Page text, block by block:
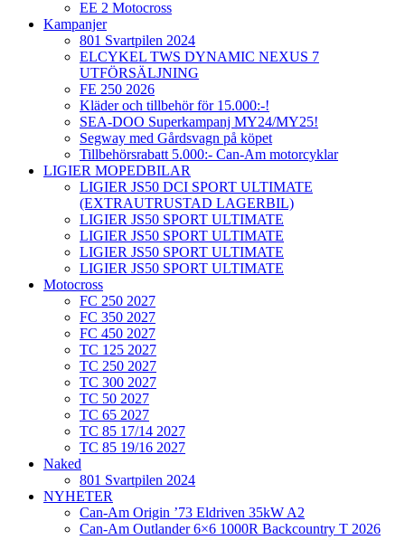
EE 2 Motocross
Kampanjer
801 Svartpilen 2024
ELCYKEL TWS DYNAMIC NEXUS 7
UTFÖRSÄLJNING
FE 250 2026
Kläder och tillbehör för 15.000:-!
SEA-DOO Superkampanj MY24/MY25!
Segway med Gårdsvagn på köpet
Tillbehörsrabatt 5.000:- Can-Am motorcyklar
LIGIER MOPEDBILAR
LIGIER JS50 DCI SPORT ULTIMATE
(EXTRAUTRUSTAD LAGERBIL)
LIGIER JS50 SPORT ULTIMATE
LIGIER JS50 SPORT ULTIMATE
LIGIER JS50 SPORT ULTIMATE
LIGIER JS50 SPORT ULTIMATE
Motocross
FC 250 2027
FC 350 2027
FC 450 2027
TC 125 2027
TC 250 2027
TC 300 2027
TC 50 2027
TC 65 2027
TC 85 17/14 2027
TC 85 19/16 2027
Naked
801 Svartpilen 2024
NYHETER
Can-Am Origin ’73 Eldriven 35kW A2
Can-Am Outlander 6×6 1000R Backcountry T 2026